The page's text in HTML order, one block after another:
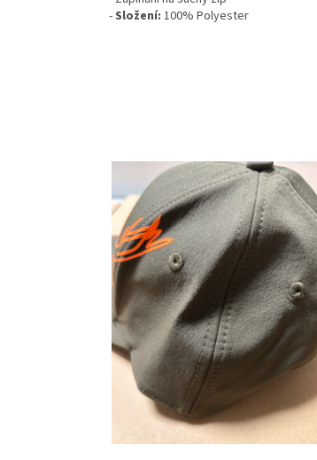
-Složení: 100% Polyester